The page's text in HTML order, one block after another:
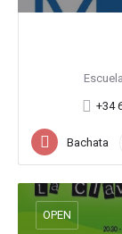
+34
Bachata
OPEN